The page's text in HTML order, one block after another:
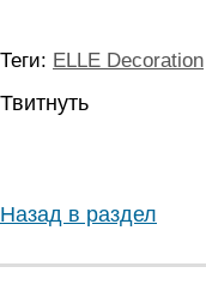
Теги: ELLE Decoration
Твитнуть
Назад в раздел